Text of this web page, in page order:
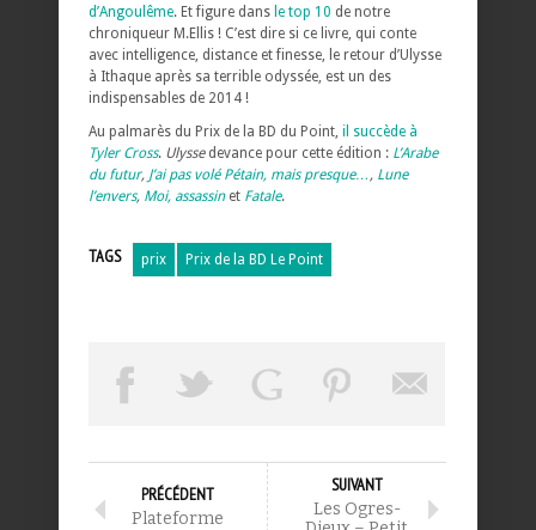
d’Angoulême. Et figure dans le top 10 de notre
chroniqueur M.Ellis ! C’est dire si ce livre, qui conte
avec intelligence, distance et finesse, le retour d’Ulysse
à Ithaque après sa terrible odyssée, est un des
indispensables de 2014 !
Au palmarès du Prix de la BD du Point, il succède à
Tyler Cross. Ulyssedevance pour cette édition : L’Arabe
du futur, J’ai pas volé Pétain, mais presque… , Lune
l’envers, Moi, assassinet Fatale.
TAGS prix Prix de la BD Le Point
PRÉCÉDENT
Plateforme
SUIVANT
Les Ogres-